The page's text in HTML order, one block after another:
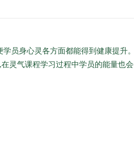
员身心灵各方面都能得到健康提升
灵气课程学习过程中学员的能量也